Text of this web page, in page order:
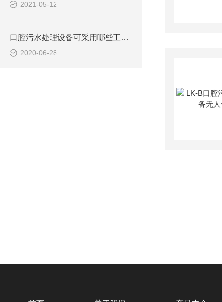
2021-05-12
口腔污水处理设备可采用哪些工艺？
2020-06-28